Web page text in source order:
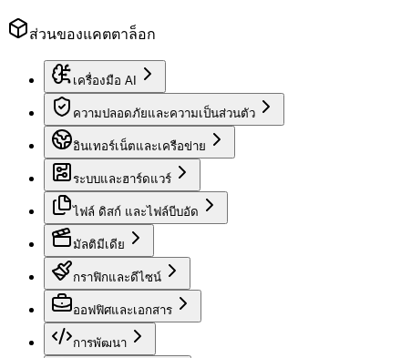
ส่วนของแคตตาล็อก
เครื่องมือ AI
ความปลอดภัยและความเป็นส่วนตัว
อินเทอร์เน็ตและเครือข่าย
ระบบและฮาร์ดแวร์
ไฟล์ ดิสก์ และไฟล์บีบอัด
มัลติมีเดีย
กราฟิกและดีไซน์
ออฟฟิศและเอกสาร
การพัฒนา